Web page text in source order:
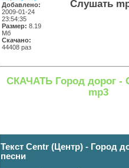
Добавлено:
2009-01-24
23:54:35
Размер: 8.19
Мб
Скачано:
44408 раз
Слушать
СКАЧАТЬ Город дорог -
mp3
Текст Centr (Центр) - Город
песни